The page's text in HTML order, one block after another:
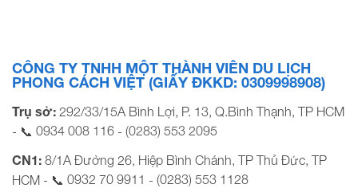
CÔNG TY TNHH MỘT THÀNH VIÊN DU LỊCH
PHONG CÁCH VIỆT (GIẤY ĐKKD: 0309998908)
Trụ sở: 292/33/15A Bình Lợi, P. 13, Q.Bình Thạnh, TP HCM
- 📞 0934 008 116 - (0283) 553 2095
CN1: 8/1A Đường 26, Hiệp Bình Chánh, TP Thủ Đức, TP
HCM - 📞 0932 70 9911 - (0283) 553 1128